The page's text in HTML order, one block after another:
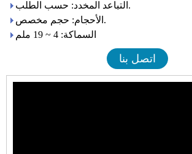
التباعد المخدد: حسب الطلب.
الأحجام: حجم مخصص.
السماكة: 4 ~ 19 ملم
اتصل بنا